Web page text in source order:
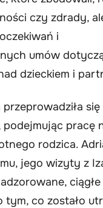
czy zdrady,
i
umów
dzieckiem i
podejmując pracę
rodzica.
jego wizyty z
ciągłe
tym, co zostało